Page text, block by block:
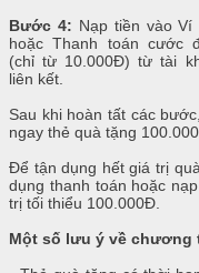
Bước 4: Nạp tiền vào Ví
hoặc Thanh toán cước
(chỉ từ 10.000Đ) từ tài
liên kết.
Sau khi hoàn tất các
ngay thẻ quà tặng
Để tận dụng hết giá trị
dụng thanh toán hoặc
trị tối thiểu 100.000Đ.
Một số lưu ý về chương